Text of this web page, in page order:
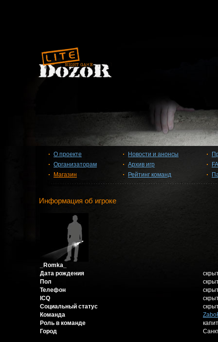
О проекте
Организаторам
Магазин
Новости и анонсы
Архив игр
Рейтинг команд
Информация об игроке
_Romka_
Дата рождения
Пол
Телефон
ICQ
Социальный статус
Команда
Роль в команде
Город